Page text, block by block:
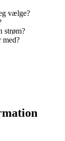
vælge?
strøm?
med?